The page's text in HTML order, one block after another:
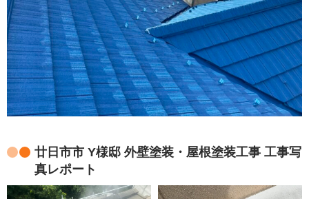
廿日市市 Y様邸 外壁塗装・屋根塗装工事 工事写
真レポート